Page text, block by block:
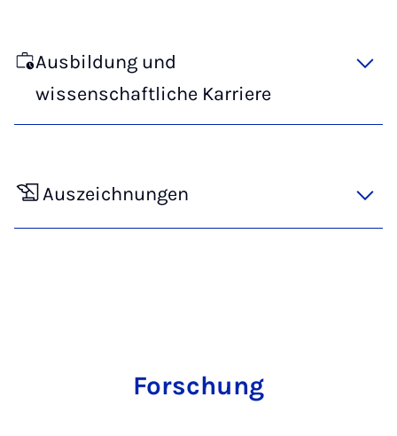
Ausbildung und
wissenschaftliche Karriere
Auszeichnungen
Forschung